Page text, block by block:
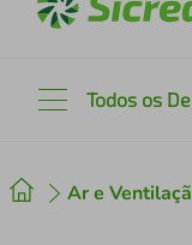
Todos os
Ar e